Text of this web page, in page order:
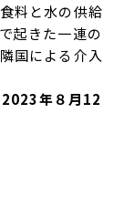
料と水の供給
起きた一連の
国による介入
年８月12